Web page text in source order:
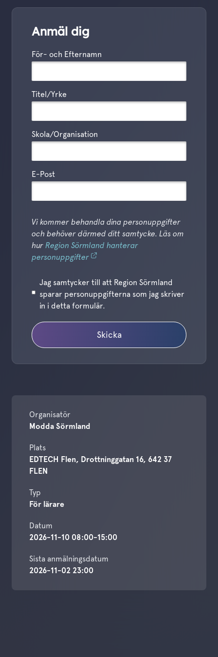
Anmäl dig
Ange dina uppgifter
För- och Efternamn
Titel/Yrke
Skola/Organisation
E-Post
Vi kommer behandla dina personuppgifter
och behöver därmed ditt samtycke. Läs om
hur Region Sörmland hanterar
personuppgifter
Jag samtycker till att Region Sörmland
sparar personuppgifterna som jag skriver
in i detta formulär.
Skicka
Organisatör
Modda Sörmland
Plats
EDTECH Flen, Drottninggatan 16, 642 37
FLEN
Typ
För lärare
Datum
2026-11-10 08:00-15:00
Sista anmälningsdatum
2026-11-02 23:00